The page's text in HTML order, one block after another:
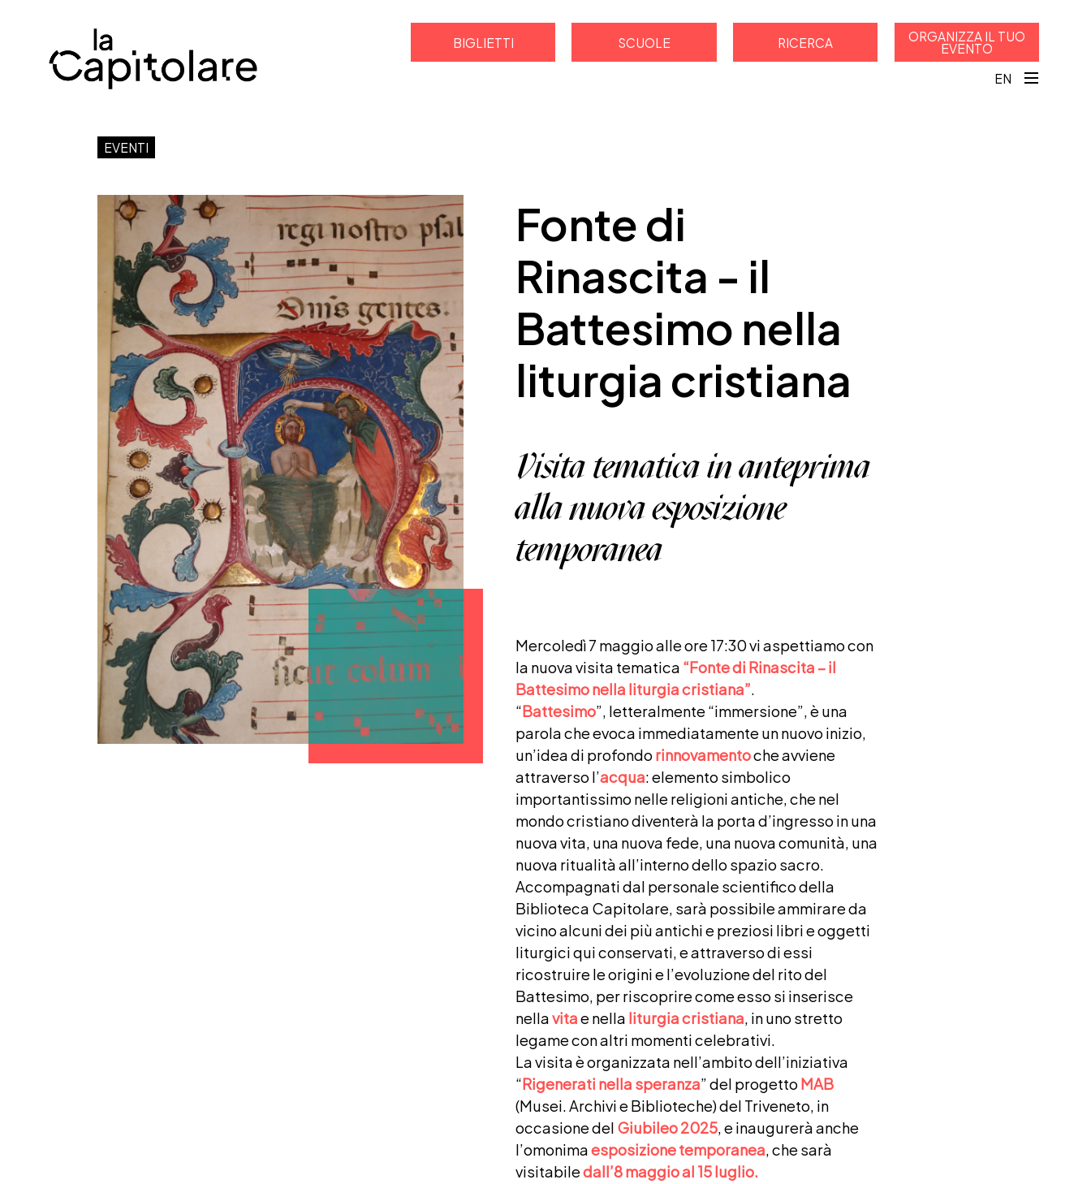
BIGLIETTI SCUOLE RICERCA ORGANIZZA IL TUO
EVENTO
EN
EVENTI
Fonte di
Rinascita - il
Battesimo nella
liturgia cristiana
Visita tematica in anteprima
alla nuova esposizione
temporanea
Mercoledì 7 maggio alle ore 17:30 vi aspettiamo con
la nuova visita tematica“Fonte di Rinascita – il
Battesimo nella liturgia cristiana”.
“Battesimo”, letteralmente “immersione”, è una
parola che evoca immediatamente un nuovo inizio,
un’idea di profondorinnovamentoche avviene
attraverso l’acqua: elemento simbolico
importantissimo nelle religioni antiche, che nel
mondo cristiano diventerà la porta d’ingresso in una
nuova vita, una nuova fede, una nuova comunità, una
nuova ritualità all’interno dello spazio sacro.
Accompagnati dal personale scientifico della
Biblioteca Capitolare, sarà possibile ammirare da
vicino alcuni dei più antichi e preziosi libri e oggetti
liturgici qui conservati, e attraverso di essi
ricostruire le origini e l’evoluzione del rito del
Battesimo, per riscoprire come esso si inserisce
nellavitae nellaliturgia cristiana, in uno stretto
legame con altri momenti celebrativi.
La visita è organizzata nell’ambito dell’iniziativa
“Rigenerati nella speranza” del progettoMAB
(Musei. Archivi e Biblioteche) del Triveneto, in
occasione delGiubileo 2025, e inaugurerà anche
l’omonimaesposizione temporanea, che sarà
visitabiledall’8 maggio al 15 luglio.